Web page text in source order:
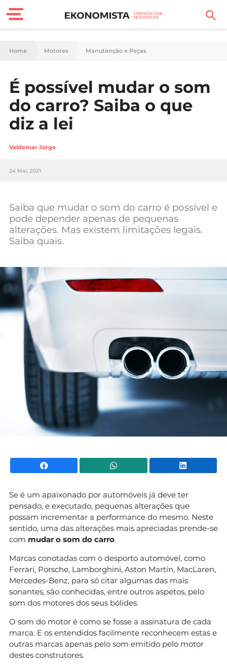
Finanças Pessoais
Carreira
Casa
Lifestyle
Sociedade
Negócios
Mundial 2026
Home Motores Manutenção e Peças
É possível mudar o som
do carro? Saiba o que
diz a lei
Valdemar Jorge
24 Mai, 2021
Saiba que mudar o som do carro é possível e
pode depender apenas de pequenas
alterações. Mas existem limitações legais.
Saiba quais.
Facebook WhatsApp
Se é um apaixonado por automóveis já deve ter
pensado, e executado, pequenas alterações que
possam incrementar a performance do mesmo. Neste
sentido, uma das alterações mais apreciadas prende-se
com mudar o som do carro.
Marcas conotadas com o desporto automóvel, como
Ferrari, Porsche, Lamborghini, Aston Martin, MacLaren,
Mercedes-Benz, para só citar algumas das mais
sonantes, são conhecidas, entre outros aspetos, pelo
som dos motores dos seus bólides.
O som do motor é como se fosse a assinatura de cada
marca. E os entendidos facilmente reconhecem estas e
outras marcas apenas pelo som emitido pelo motor
destes construtores.